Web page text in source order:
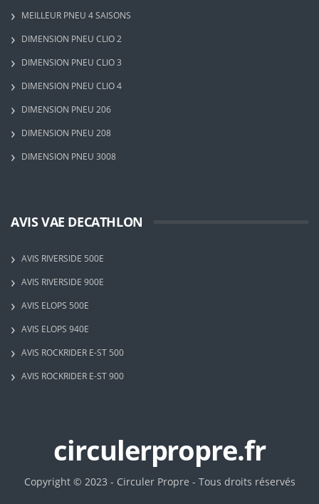
MEILLEUR PNEU 4 SAISONS
DIMENSION PNEU CLIO 2
DIMENSION PNEU CLIO 3
DIMENSION PNEU CLIO 4
DIMENSION PNEU 206
DIMENSION PNEU 208
DIMENSION PNEU 3008
AVIS VAE DECATHLON
AVIS RIVERSIDE 500E
AVIS RIVERSIDE 900E
AVIS ELOPS 500E
AVIS ELOPS 940E
AVIS ROCKRIDER E-ST 500
AVIS ROCKRIDER E-ST 900
circulerpropre.fr
Copyright © 2023 - Circuler Propre - Tous droits réservés